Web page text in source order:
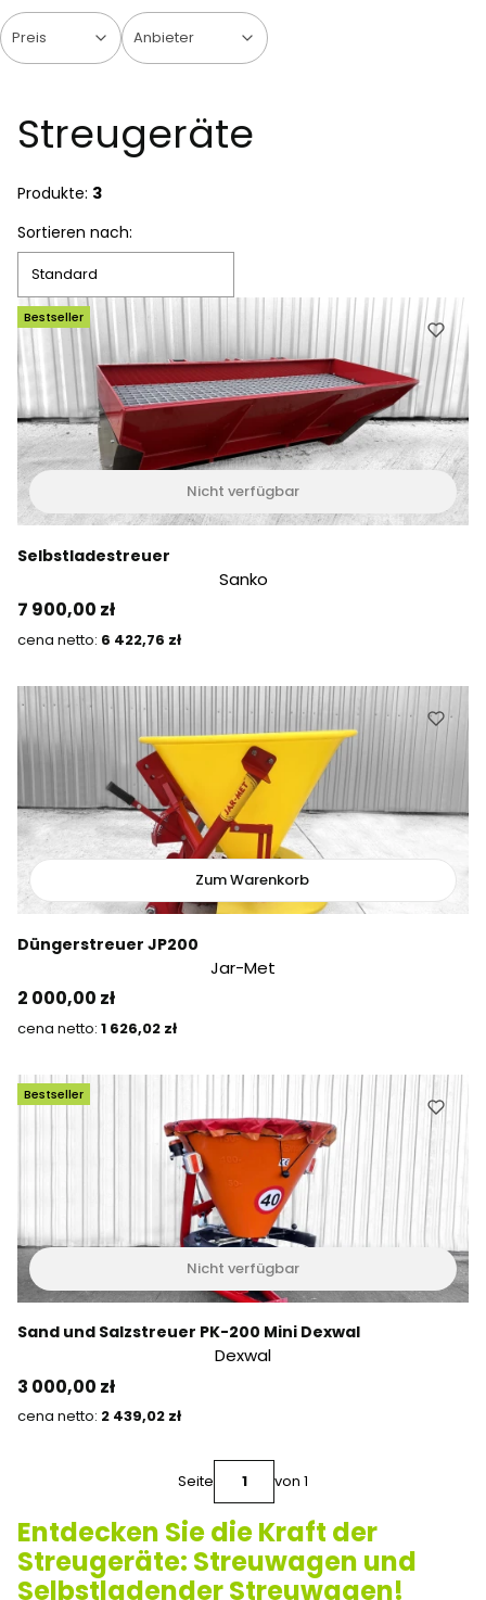
Preis Anbieter
Streugeräte
Produkte: 3
Produktliste
Sortieren nach:
Standard
Bestseller
Nicht verfügbar
Selbstladestreuer
Sanko
Preis
7 900,00 zł
Preis
6 422,76 zł
Zum Warenkorb
Düngerstreuer JP200
Jar-Met
Preis
2 000,00 zł
Preis
1 626,02 zł
Bestseller
Nicht verfügbar
Sand und Salzstreuer PK-200 Mini Dexwal
Dexwal
Preis
3 000,00 zł
Preis
2 439,02 zł
Seite von 1
Entdecken Sie die Kraft der
Streugeräte: Streuwagen und
Selbstladender Streuwagen!